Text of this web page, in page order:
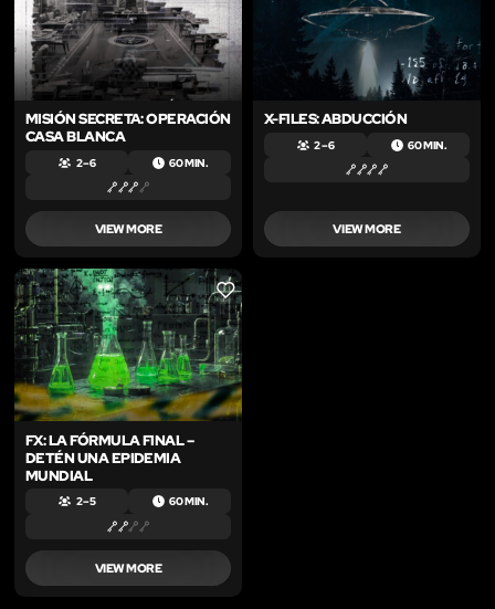
MISIÓN SECRETA: OPERACIÓN
CASA BLANCA
2 – 6 60 MIN.
VIEW MORE
X-FILES: ABDUCCIÓN
2 – 6 60 MIN.
VIEW MORE
LIKE
FX: LA FÓRMULA FINAL –
DETÉN UNA EPIDEMIA
MUNDIAL
2 – 5 60 MIN.
VIEW MORE